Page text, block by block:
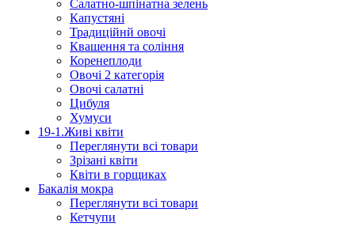
Салатно-шпінатна зелень
Капустяні
Традиційнй овочі
Квашення та соління
Корeнеплоди
Овочі 2 категорія
Овочі салатні
Цибуля
Хумуси
19-1.Живі квіти
Переглянути всі товари
Зрізані квіти
Квіти в горщиках
Бакалія мокра
Переглянути всі товари
Кетчупи